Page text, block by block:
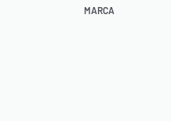
MARCA